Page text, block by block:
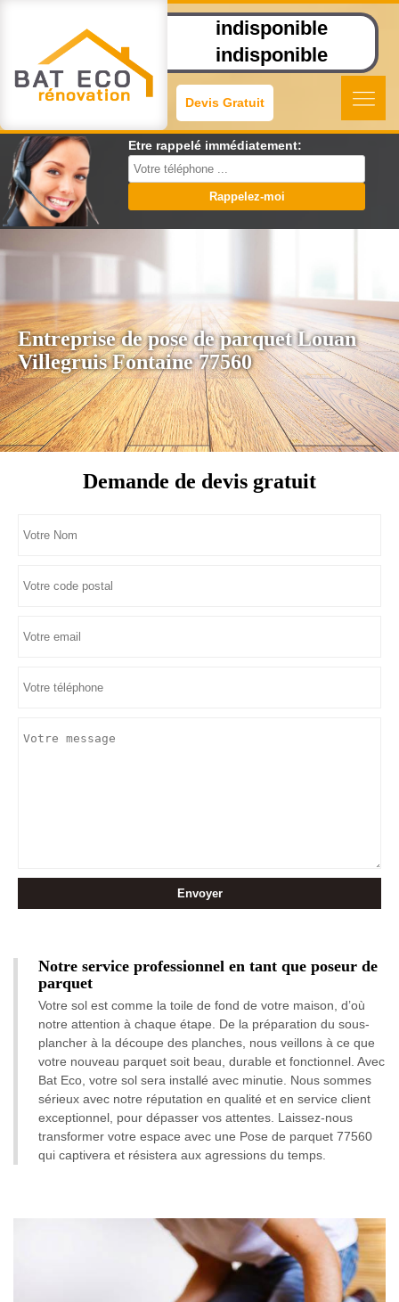
indisponible
indisponible
Devis Gratuit
Etre rappelé immédiatement:
Entreprise de pose de parquet Louan
Villegruis Fontaine 77560
Demande de devis gratuit
Notre service professionnel en tant que poseur de
parquet
Votre sol est comme la toile de fond de votre maison, d’où
notre attention à chaque étape. De la préparation du sous-
plancher à la découpe des planches, nous veillons à ce que
votre nouveau parquet soit beau, durable et fonctionnel. Avec
Bat Eco, votre sol sera installé avec minutie. Nous sommes
sérieux avec notre réputation en qualité et en service client
exceptionnel, pour dépasser vos attentes. Laissez-nous
transformer votre espace avec une Pose de parquet 77560
qui captivera et résistera aux agressions du temps.